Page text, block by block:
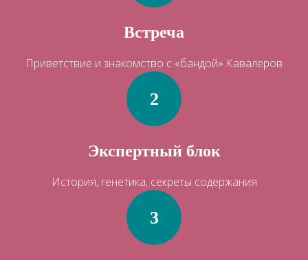
Встреча
Приветствие и знакомство с «бандой» Кавалеров
Экспертный блок
История, генетика, секреты содержания